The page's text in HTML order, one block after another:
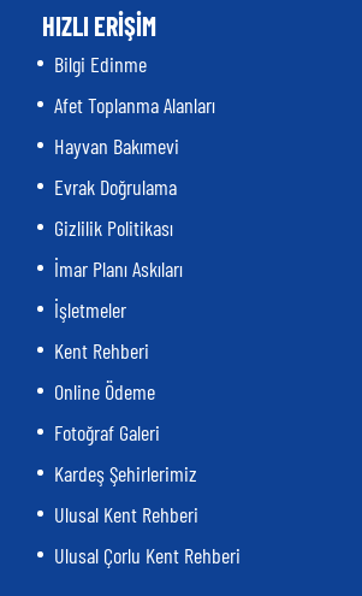
HIZLI ERİŞİM
Bilgi Edinme
Afet Toplanma Alanları
Hayvan Bakımevi
Evrak Doğrulama
Gizlilik Politikası
İmar Planı Askıları
İşletmeler
Kent Rehberi
Online Ödeme
Fotoğraf Galeri
Kardeş Şehirlerimiz
Ulusal Kent Rehberi
Ulusal Çorlu Kent Rehberi